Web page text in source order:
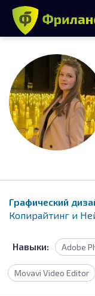
Графический
Копирайтинг и
Навыки: Adobe
Movavi Video Editor